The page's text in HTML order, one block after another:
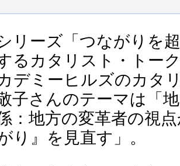
リーズ「つながりを
るカタリスト・トー
デミーヒルズのカタ
子さんのテーマは「
：地方の変革者の視
り』を見直す」。